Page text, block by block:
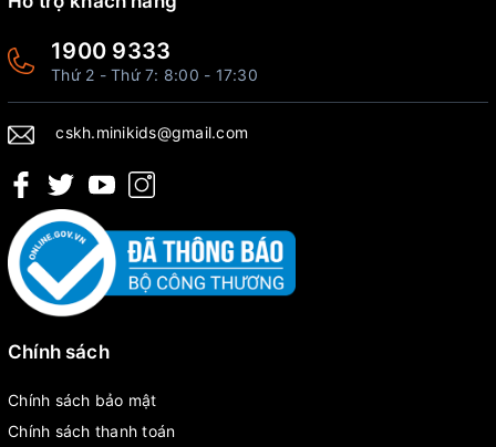
1900 9333
Thứ 2 - Thứ 7: 8:00 - 17:30
cskh.minikids@gmail.com
Chính sách
Chính sách bảo mật
Chính sách thanh toán